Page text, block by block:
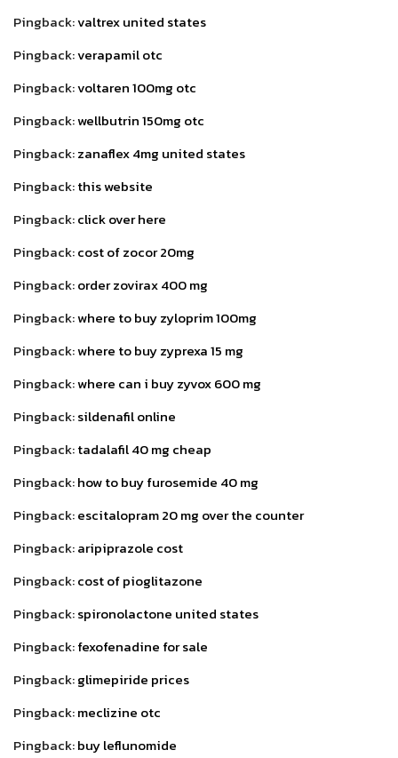
Pingback:valtrex united states
Pingback:verapamil otc
Pingback:voltaren 100mg otc
Pingback:wellbutrin 150mg otc
Pingback:zanaflex 4mg united states
Pingback:this website
Pingback:click over here
Pingback:cost of zocor 20mg
Pingback:order zovirax 400 mg
Pingback:where to buy zyloprim 100mg
Pingback:where to buy zyprexa 15 mg
Pingback:where can i buy zyvox 600 mg
Pingback:sildenafil online
Pingback:tadalafil 40 mg cheap
Pingback:how to buy furosemide 40 mg
Pingback:escitalopram 20 mg over the counter
Pingback:aripiprazole cost
Pingback:cost of pioglitazone
Pingback:spironolactone united states
Pingback:fexofenadine for sale
Pingback:glimepiride prices
Pingback:meclizine otc
Pingback:buy leflunomide